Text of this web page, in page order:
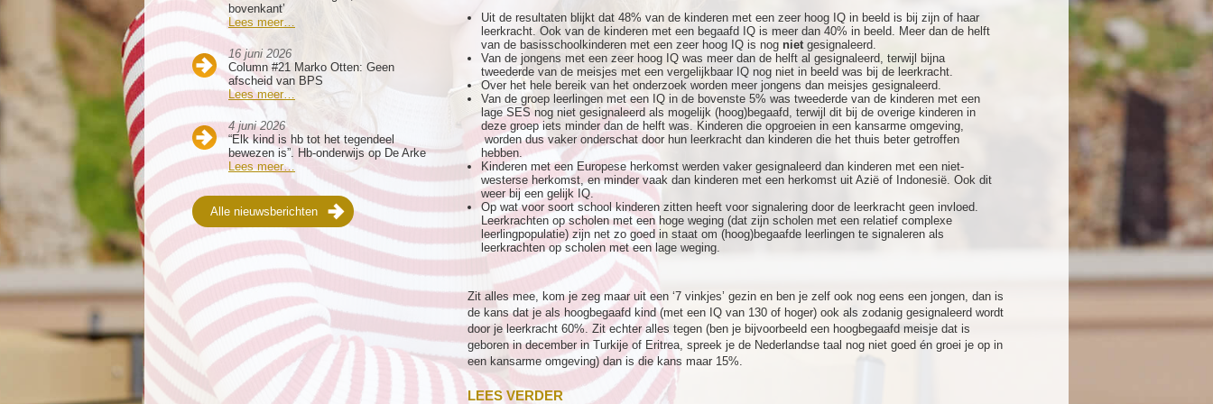
bovenkant’
Lees meer…
16 juni 2026
Column #21 Marko Otten: Geen
afscheid van BPS
Lees meer…
4 juni 2026
“Elk kind is hb tot het tegendeel
bewezen is”. Hb-onderwijs op De Arke
Lees meer…
Alle nieuwsberichten
Uit de resultaten blijkt dat 48% van de kinderen met een zeer hoog IQ in beeld is bij zijn of haar
leerkracht. Ook van de kinderen met een begaafd IQ is meer dan 40% in beeld. Meer dan de helft
van de basisschoolkinderen met een zeer hoog IQ is nog nietgesignaleerd.
Van de jongens met een zeer hoog IQ was meer dan de helft al gesignaleerd, terwijl bijna
tweederde van de meisjes met een vergelijkbaar IQ nog niet in beeld was bij de leerkracht.
Over het hele bereik van het onderzoek worden meer jongens dan meisjes gesignaleerd.
Van de groep leerlingen met een IQ in de bovenste 5% was tweederde van de kinderen met een
lage SES nog niet gesignaleerd als mogelijk (hoog)begaafd, terwijl dit bij de overige kinderen in
deze groep iets minder dan de helft was. Kinderen die opgroeien in een kansarme omgeving,
worden dus vaker onderschat door hun leerkracht dan kinderen die het thuis beter getroffen
hebben.
Kinderen met een Europese herkomst werden vaker gesignaleerd dan kinderen met een niet-
westerse herkomst, en minder vaak dan kinderen met een herkomst uit Azië of Indonesië. Ook dit
weer bij een gelijk IQ.
Op wat voor soort school kinderen zitten heeft voor signalering door de leerkracht geen invloed.
Leerkrachten op scholen met een hoge weging (dat zijn scholen met een relatief complexe
leerlingpopulatie) zijn net zo goed in staat om (hoog)begaafde leerlingen te signaleren als
leerkrachten op scholen met een lage weging.
Zit alles mee, kom je zeg maar uit een ‘7 vinkjes’ gezin en ben je zelf ook nog eens een jongen, dan is
de kans dat je als hoogbegaafd kind (met een IQ van 130 of hoger) ook als zodanig gesignaleerd wordt
door je leerkracht 60%. Zit echter alles tegen (ben je bijvoorbeeld een hoogbegaafd meisje dat is
geboren in december in Turkije of Eritrea, spreek je de Nederlandse taal nog niet goed én groei je op in
een kansarme omgeving) dan is die kans maar 15%.
LEES VERDER